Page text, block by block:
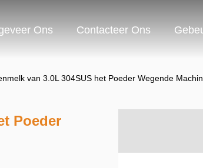
Ons Contacteer Ons
van 3.0L 304SUS het Poeder Wegende
Poeder